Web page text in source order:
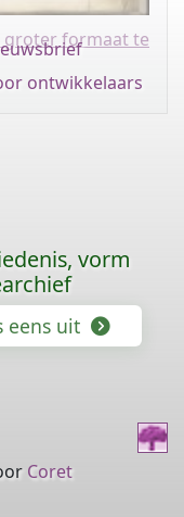
groter formaat te
ontwikkelaars
vorm
eens uit
Coret